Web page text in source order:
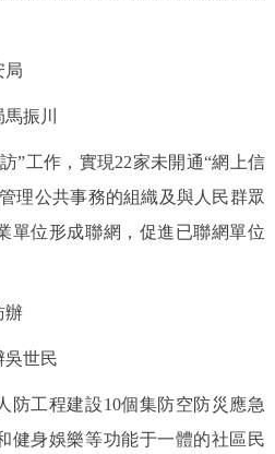
振川
工作，實現22家未開通“網上信
理公共事務的組織及與人民群眾
單位形成聯網，促進已聯網單位
世民
工程建設10個集防空防災應急
健身娛樂等功能于一體的社區民